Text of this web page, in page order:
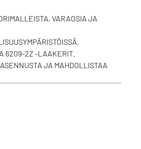
VARAOSIA JA
6209-2Z -LAAKERIT.
JA MAHDOLLISTAA